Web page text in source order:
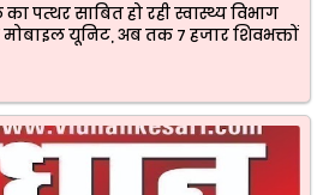
पत्थर साबित हो रही स्वास्थ्य विभाग
यूनिट, अब तक 7 हजार शिवभक्तों